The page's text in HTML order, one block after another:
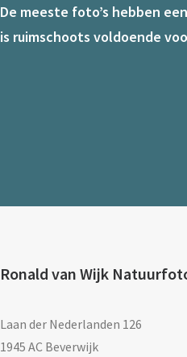
De meeste foto’s hebben
is ruimschoots voldoende
Ronald van Wijk
Laan der Nederlanden 126
1945 AC Beverwijk